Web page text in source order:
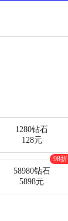
1280钻石
128元
98折
58980钻石
5898元